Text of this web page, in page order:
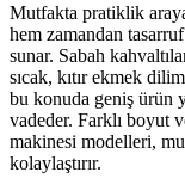
Mutfakta pratiklik
hem zamandan
sunar. Sabah
sıcak, kıtır ekmek
bu konuda geniş ürün
vadeder. Farklı boyut
makinesi modelleri,
kolaylaştırır.